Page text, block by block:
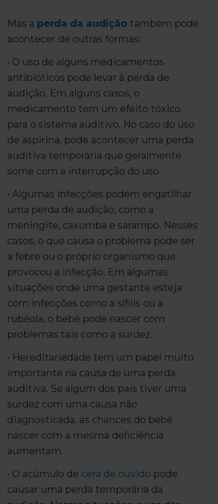
Mas a perda da audição também pode
acontecer de outras formas:
• O uso de alguns medicamentos
antibióticos pode levar à perda de
audição. Em alguns casos, o
medicamento tem um efeito tóxico
para o sistema auditivo. No caso do uso
de aspirina, pode acontecer uma perda
auditiva temporária que geralmente
some com a interrupção do uso.
• Algumas infecções podem engatilhar
uma perda de audição, como a
meningite, caxumba e sarampo. Nesses
casos, o que causa o problema pode ser
a febre ou o próprio organismo que
provocou a infecção. Em algumas
situações onde uma gestante esteja
com infecções como a sífilis ou a
rubéola, o bebê pode nascer com
problemas tais como a surdez.
• Hereditariedade tem um papel muito
importante na causa de uma perda
auditiva. Se algum dos pais tiver uma
surdez com uma causa não
diagnosticada, as chances do bebê
nascer com a mesma deficiência
aumentam.
• O acúmulo de cera de ouvido pode
causar uma perda temporária da